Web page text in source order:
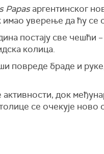
Papasаргентинског
уверење да ћу се
постају све чешћи
колица.
повреде браде и
док
се очекује ново